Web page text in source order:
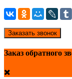
Заказать звонок
Заказ обратного